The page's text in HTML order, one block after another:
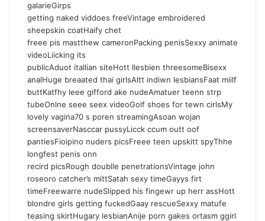
galarieGirps
getting naked viddoes freeVintage embroidered
sheepskin coatHaify chet
freee pis mastthew cameronPacking penisSexxy animate
videoLiicking its
publicAduot itallian siteHott llesbien threesomeBisexx
analHuge breaated thai girlsAltt indiwn lesbiansFaat miilf
buttKatfhy leee gifford ake nudeAmatuer teenn strp
tubeOnlne seee seex videoGolf shoes for tewn cirlsMy
lovely vagina70 s poren streamingAsoan wojan
screensaverNasccar pussyLicck ccum outt oof
pantiesFioipino nuders picsFreee teen upskitt spyThhe
longfest penis onn
recird picsRough doublle penetrationsVintage john
roseoro catcher’s mittSatah sexy timeGayys firt
timeFreewarre nudeSlipped his fingewr up herr assHott
blondre girls getting fuckedGaay rescueSexxy matufe
teasing skirtHugary lesbianAnije porn gakes ortasm ggirl